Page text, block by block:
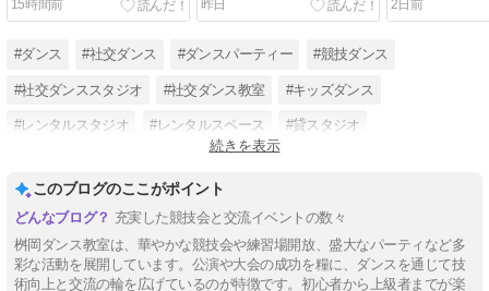
15時間前
昨日
2日前
#ダンス #社交ダンス #ダンスパーティー #競技ダンス
#社交ダンススタジオ #社交ダンス教室 #キッズダンス
#レンタルスタジオ #レンタルスペース #貸スタジオ
続きを表示
このブログのここがポイント
充実した競技会と交流イベントの数々
桝岡ダンス教室は、華やかな競技会や練習場開放、盛大なパーティなど多
彩な活動を展開しています。公演や大会の成功を糧に、ダンスを通じて技
術向上と交流の輪を広げているのが特徴です。初心者から上級者までが楽